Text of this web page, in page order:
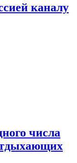
каналу
числа